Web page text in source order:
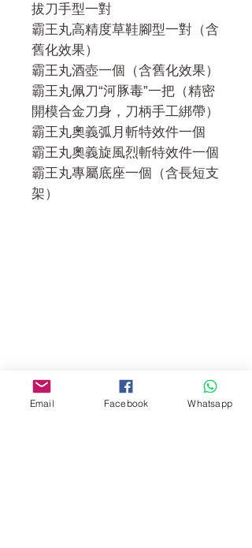
拔刀手型一對
霸王丸高精度草鞋腳型一對（含
舊化效果）
霸王丸酒壺一個（含舊化效果）
霸王丸佩刀“河豚毒”一把（精密
開模合金刀身，刀柄手工綁帶）
霸王丸奧義弧月斬特效件一個
霸王丸奧義旋風烈斬特效件一個
霸王丸專屬底座一個（含長短支
架）
Address:
Email Facebook Whatsapp